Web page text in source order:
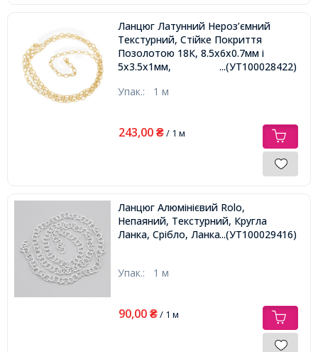
Ланцюг Латунний Нероз’ємний
Текстурний, Стійке Покриття
Позолотою 18К, 8.5х6х0.7мм і
5х3.5х1мм,
...(УТ100028422)
Упак.: 1 м
243,00 ₴/ 1 м
Ланцюг Алюмінієвий Rolo,
Непаяний, Текстурний, Кругла
Ланка, Срібло, Ланка: 11.5х2мм,
...(УТ100029416)
Упак.: 1 м
90,00 ₴/ 1 м